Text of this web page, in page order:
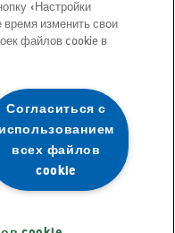
(за
в
указаны
на
«Настройки
изменить свои
файлов cookie в
Согласиться с
использованием
всех файлов
cookie